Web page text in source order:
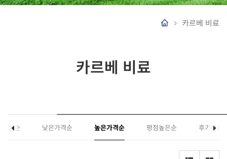
카르베 비료
카르베 비료
많은순 낮은가격순 높은가격순 평점높은순 후기많은